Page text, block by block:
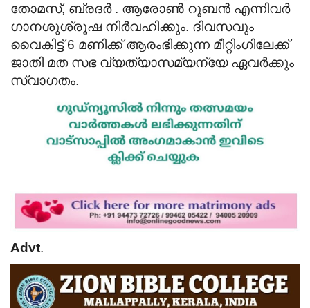
തോമസ്, ബ്രദർ . ആരോൺ റൂബൻ എന്നിവർ
ഗാനശുശ്രൂഷ നിർവഹിക്കും. ദിവസവും
വൈകിട്ട് 6 മണിക്ക് ആരംഭിക്കുന്ന മീറ്റിംഗിലേക്ക്
ജാതി മത സഭ വ്യത്യാസമ്യന്യേ ഏവർക്കും
സ്വാഗതം.
Advt.